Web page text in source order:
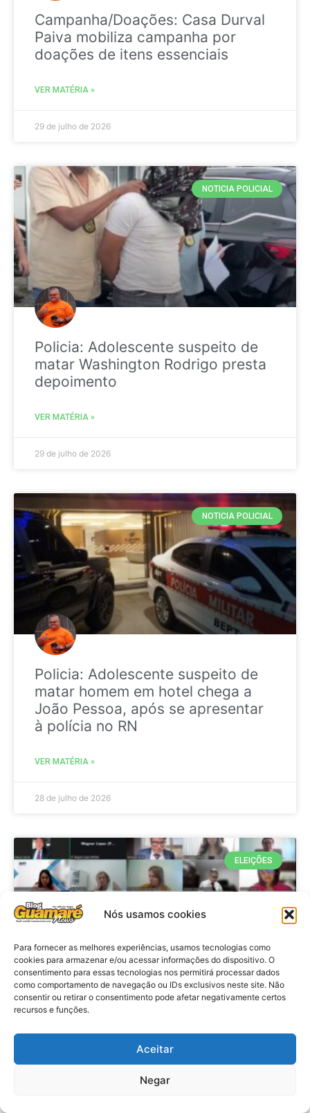
Nós usamos cookies
Para fornecer as melhores experiências, usamos tecnologias como
cookies para armazenar e/ou acessar informações do dispositivo. O
consentimento para essas tecnologias nos permitirá processar dados
como comportamento de navegação ou IDs exclusivos neste site. Não
consentir ou retirar o consentimento pode afetar negativamente certos
recursos e funções.
Aceitar
Negar
Campanha/Doações: Casa Durval
Paiva mobiliza campanha por
doações de itens essenciais
VER MATÉRIA »
29 de julho de 2026
NOTICIA POLICIAL
Policia: Adolescente suspeito de
matar Washington Rodrigo presta
depoimento
VER MATÉRIA »
29 de julho de 2026
NOTICIA POLICIAL
Policia: Adolescente suspeito de
matar homem em hotel chega a
João Pessoa, após se apresentar
à polícia no RN
VER MATÉRIA »
28 de julho de 2026
ELEIÇÕES
Eleições 2026: procuradores e
promotores eleitorais realizam
reunião de alinhamento no RN